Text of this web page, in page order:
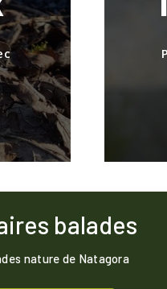
balades
nature de Natagora